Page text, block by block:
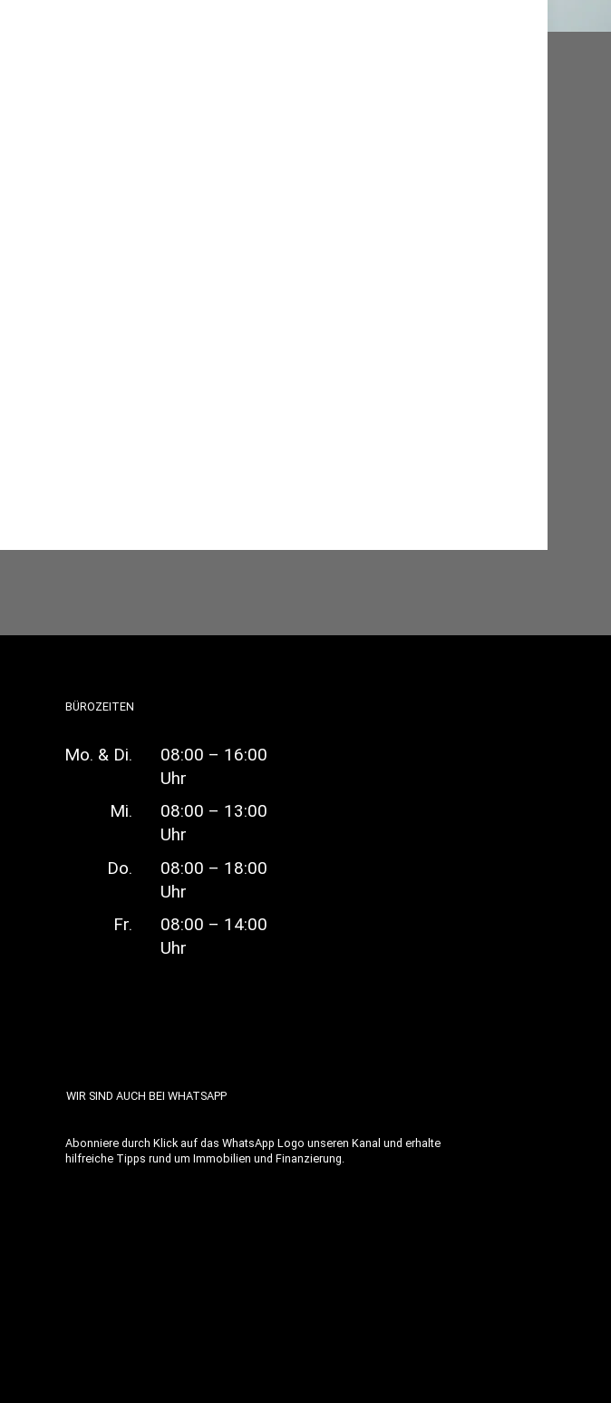
BÜROZEITEN
Mo. & Di.
08:00 – 16:00
Uhr
Mi.
08:00 – 13:00
Uhr
Do.
08:00 – 18:00
Uhr
Fr.
08:00 – 14:00
Uhr
WIR SIND AUCH BEI WHATSAPP
Abonniere durch Klick auf das WhatsApp Logo unseren Kanal und erhalte
hilfreiche Tipps rund um Immobilien und Finanzierung.